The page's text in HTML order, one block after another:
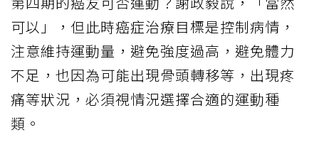
可以」，但此時癌症治療目標是控制病情，
注意維持運動量，避免強度過高，避免體力
不足，也因為可能出現骨頭轉移等，出現疼
痛等狀況，必須視情況選擇合適的運動種
類。